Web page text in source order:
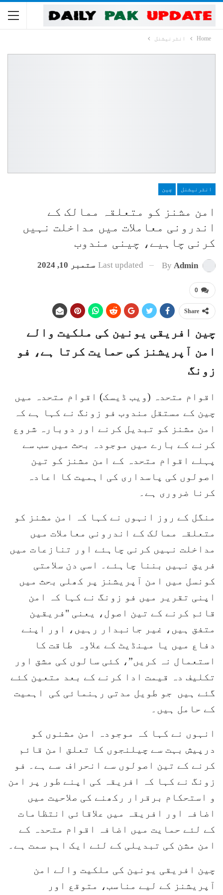
Home انٹرنیشنل
انٹرنیشنل چین
امن مشنز کو متعلقہ ممالک کے
اندرونی معاملات میں مداخلت نہیں
کرنی چاہیے، چینی مندوب
By Admin
Last updated ستمبر 10, 2024
0
Share
چین افریقی یونین کی ملکیت والے
امن آپریشنز کی حمایت کرتا ہے، فو
زونگ
اقوام متحدہ (ویب ڈیسک) اقوام متحدہ میں
چین کے مستقل مندوب فو زونگ نے کہا ہے کہ
امن مشنز کو تبدیل کرنے اور دوبارہ شروع
کرنے کے بارے میں موجودہ بحث میں سب سے
پہلے اقوام متحدہ کے امن مشنز کو تین
اصولوں کی پاسداری کی اہمیت کا اعادہ
کرنا ضروری ہے۔
منگل کے روز انہوں نے کہا کہ امن مشنز کو
متعلقہ ممالک کے اندرونی معاملات میں
مداخلت نہیں کرنی چاہئے اور تنازعات میں
فریق نہیں بننا چاہئے۔ اسی دن سلامتی
کونسل میں امن آپریشنز پر کھلی بحث میں
اپنی تقریر میں فو زونگ نے کہا کہ امن
قائم کرنے کے تین اصول، یعنی "فریقین
متفق ہیں، غیر جانبدار رہیں، اور اپنے
دفاع میں یا مینڈیٹ کے علاوہ طاقت کا
استعمال نہ کریں”، کئی سالوں کی مشق اور
تکلیف دہ قیمت ادا کرنے کے بعد متعین کئے
گئے ہیں جو طویل مدتی رہنمائی کی اہمیت
کے حامل ہیں۔
انہوں نے کہا کہ موجودہ امن مشنوں کو
درپیش بہت سے چیلنجوں کا تعلق امن قائم
کرنے کے تین اصولوں سے انحراف سے ہے۔ فو
زونگ نے کہا کہ افریقہ کی اپنے طور پر امن
و استحکام برقرار رکھنے کی صلاحیت میں
اضافہ اور افریقہ میں علاقائی انتظامات
کے لئے حمایت میں اضافہ اقوام متحدہ کے
امن مشن کی تبدیلی کے لئے ایک اہم سمت ہے۔
چین افریقی یونین کی ملکیت والے امن
آپریشنز کے لیے مناسب، متوقع اور